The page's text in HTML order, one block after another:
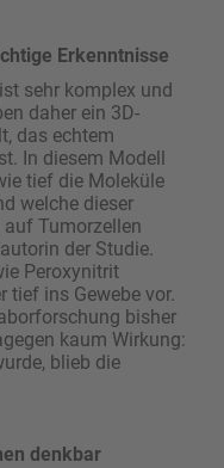
Erkenntnisse
sehr komplex und
daher ein 3D-
das echtem
In diesem Modell
tief die Moleküle
welche dieser
Tumorzellen
der Studie.
Peroxynitrit
tief ins Gewebe vor.
bisher
kaum Wirkung:
blieb die
denkbar